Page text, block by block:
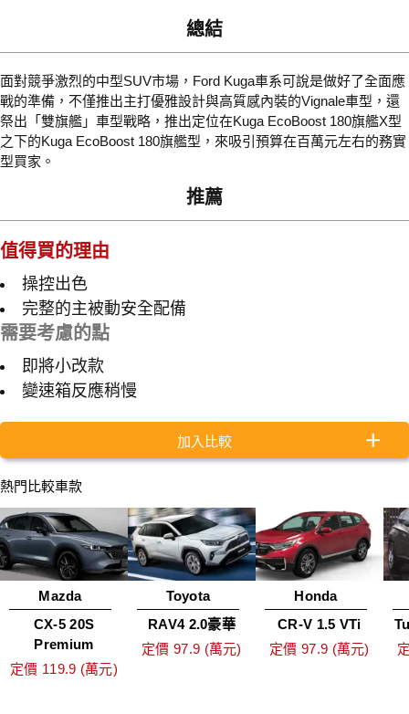
總結
面對競爭激烈的中型SUV市場，Ford Kuga車系可說是做好了全面應
戰的準備，不僅推出主打優雅設計與高質感內裝的Vignale車型，還
祭出「雙旗艦」車型戰略，推出定位在Kuga EcoBoost 180旗艦X型
之下的Kuga EcoBoost 180旗艦型，來吸引預算在百萬元左右的務實
型買家。
推薦
值得買的理由
操控出色
完整的主被動安全配備
需要考慮的點
即將小改款
變速箱反應稍慢
加入比較
熱門比較車款
Mazda
CX-5 20S
Premium
定價 119.9 (萬元)
Toyota
RAV4 2.0豪華
定價 97.9 (萬元)
Honda
CR-V 1.5 VTi
定價 97.9 (萬元)